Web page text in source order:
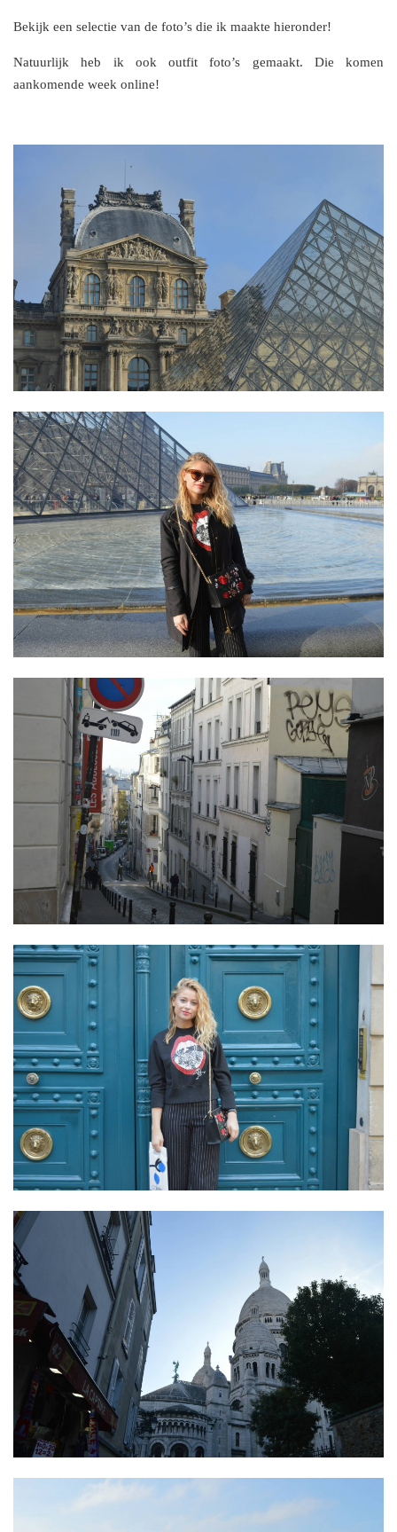
Bekijk een selectie van de foto’s die ik maakte hieronder!
Natuurlijk heb ik ook outfit foto’s gemaakt. Die komen
aankomende week online!